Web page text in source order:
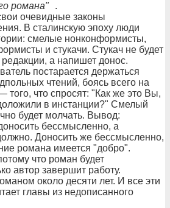
романа"
.
очевидные законы
В сталинскую эпоху люди
смелые нонконформисты,
и стукачи. Стукач не будет
редакции, а напишет донос.
постарается держаться
чтений, боясь всего на
того, что спросят: "Как же это Вы,
в инстанции?" Смелый
будет молчать. Вывод:
бессмысленно, а
Доносить же бессмысленно,
романа имеется "добро".
что роман будет
автор завершит работу.
около десяти лет. И все эти
главы из недописанного